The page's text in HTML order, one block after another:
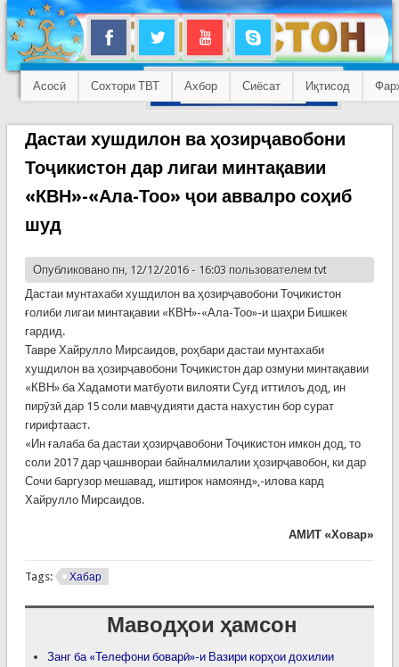
Асосӣ Сохтори ТВТ Ахбор Сиёсат Иқтисод
Дастаи хушдилон ва ҳозирҷавобони
Тоҷикистон дар лигаи минтақавии
«КВН»-«Ала-Тоо» ҷои аввалро соҳиб
шуд
Опубликовано пн, 12/12/2016 - 16:03 пользователем tvt
Дастаи мунтахаби хушдилон ва ҳозирҷавобони Тоҷикистон
ғолиби лигаи минтақавии «КВН»-«Ала-Тоо»-и шаҳри Бишкек
гардид.
Тавре Хайрулло Мирсаидов, роҳбари дастаи мунтахаби
хушдилон ва ҳозирҷавобони Тоҷикистон дар озмуни минтақавии
«КВН» ба Хадамоти матбуоти вилояти Суғд иттилоъ дод, ин
пирӯзӣ дар 15 соли мавҷудияти даста нахустин бор сурат
гирифтааст.
«Ин ғалаба ба дастаи ҳозирҷавобони Тоҷикистон имкон дод, то
соли 2017 дар ҷашнвораи байналмилалии ҳозирҷавобон, ки дар
Сочи баргузор мешавад, иштирок намоянд»,-илова кард
Хайрулло Мирсаидов.
АМИТ «Ховар»
Tags: Хабар
Маводҳои ҳамсон
Занг ба «Телефони боварӣ»-и Вазири корҳои дохилии